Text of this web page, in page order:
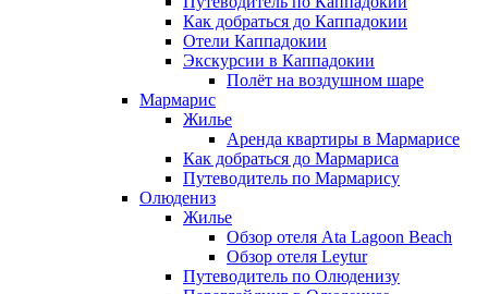
Как добраться до Каппадокии
Отели Каппадокии
Экскурсии в Каппадокии
Полёт на воздушном шаре
Мармарис
Жилье
Аренда квартиры в Мармарисе
Как добраться до Мармариса
Путеводитель по Мармарису
Олюдениз
Жилье
Обзор отеля Ata Lagoon Beach
Обзор отеля Leytur
Путеводитель по Олюденизу